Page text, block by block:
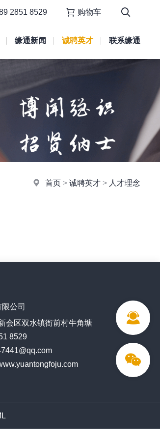
缘通新闻 诚聘英才 联系缘通
2851 8529 购物车
首页> 诚聘英才> 人才理念
公司
会区双水镇衙前村牛角塘
8529